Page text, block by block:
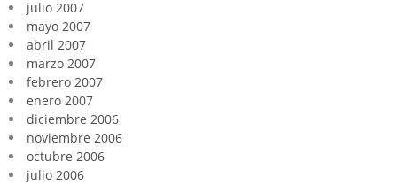
julio 2007
mayo 2007
abril 2007
marzo 2007
febrero 2007
enero 2007
diciembre 2006
noviembre 2006
octubre 2006
julio 2006